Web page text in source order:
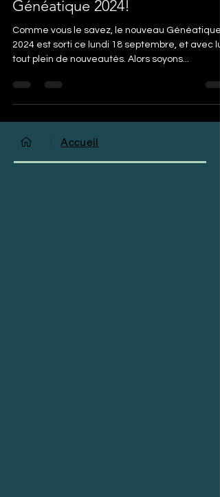
J'ai testé pour vous le nouveau
Généatique 2024!
Comme vous le savez, le nouveau Généatique
tout plein de nouveautés. Alors soyons...
/ Accueil